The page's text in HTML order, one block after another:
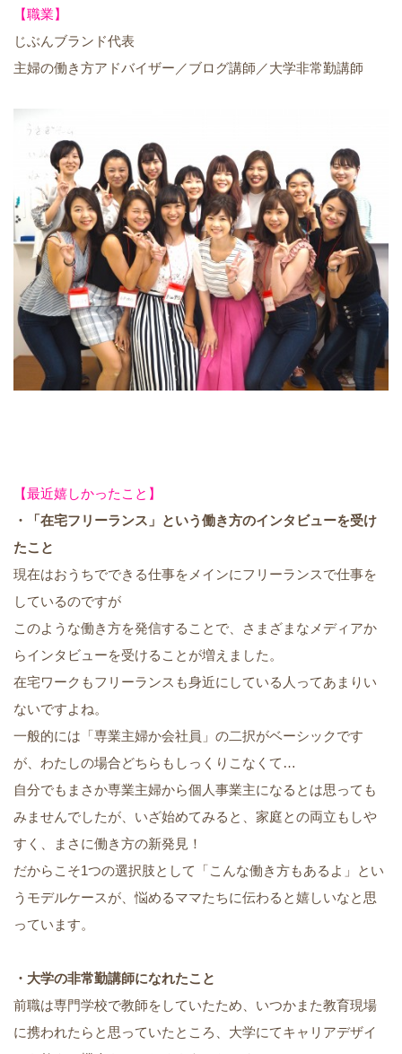
【職業】
じぶんブランド代表
主婦の働き方アドバイザー／ブログ講師／大学非常勤講師
【最近嬉しかったこと】
・「在宅フリーランス」という働き方のインタビューを受け
たこと
現在はおうちでできる仕事をメインにフリーランスで仕事を
しているのですが
このような働き方を発信することで、さまざまなメディアか
らインタビューを受けることが増えました。
在宅ワークもフリーランスも身近にしている人ってあまりい
ないですよね。
一般的には「専業主婦か会社員」の二択がベーシックです
が、わたしの場合どちらもしっくりこなくて…
自分でもまさか専業主婦から個人事業主になるとは思っても
みませんでしたが、いざ始めてみると、家庭との両立もしや
すく、まさに働き方の新発見！
だからこそ1つの選択肢として「こんな働き方もあるよ」とい
うモデルケースが、悩めるママたちに伝わると嬉しいなと思
っています。
・大学の非常勤講師になれたこと
前職は専門学校で教師をしていたため、いつかまた教育現場
に携われたらと思っていたところ、大学にてキャリアデザイ